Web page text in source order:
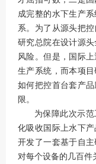
成完整的水下生产
系。为了从源头把
研究总院在设计源
风险。但是，国际
生产系统，而本项
如何把控首台套产
限。
为保障此次示
化吸收国际上水下
开发了一套基于自
对每个设备的几百件